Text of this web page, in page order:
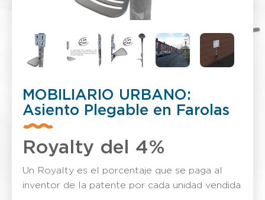
MOBILIARIO URBANO:
Asiento Plegable en Farolas
Royalty del 4%
Un Royalty es el porcentaje que se paga al
inventor de la patente por cada unidad vendida